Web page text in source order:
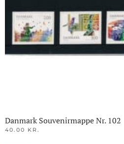
Danmark Souvenirmappe Nr. 102
40.00 KR.